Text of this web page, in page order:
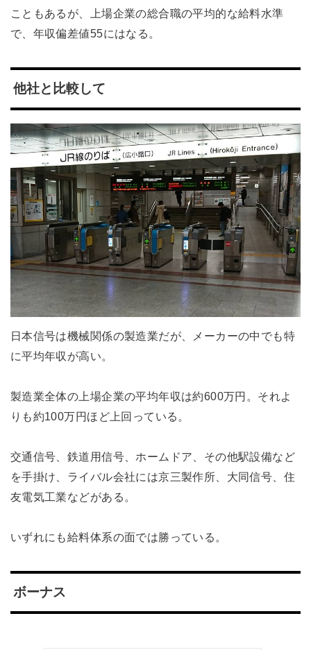
こともあるが、上場企業の総合職の平均的な給料水準
で、年収偏差値55にはなる。
他社と比較して
日本信号は機械関係の製造業だが、メーカーの中でも特
に平均年収が高い。
製造業全体の上場企業の平均年収は約600万円。それよ
りも約100万円ほど上回っている。
交通信号、鉄道用信号、ホームドア、その他駅設備など
を手掛け、ライバル会社には京三製作所、大同信号、住
友電気工業などがある。
いずれにも給料体系の面では勝っている。
ボーナス